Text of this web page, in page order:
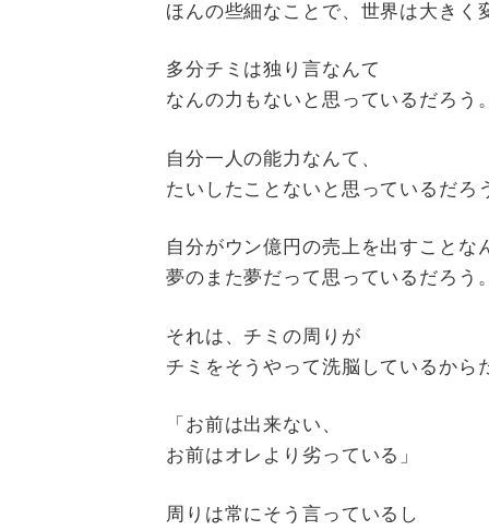
ほんの些細なことで、世界は大きく
多分チミは独り言なんて
なんの力もないと思っているだろう。
自分一人の能力なんて、
たいしたことないと思っているだろ
自分がウン億円の売上を出すことな
夢のまた夢だって思っているだろう。
それは、チミの周りが
チミをそうやって洗脳しているから
「お前は出来ない、
お前はオレより劣っている」
周りは常にそう言っているし